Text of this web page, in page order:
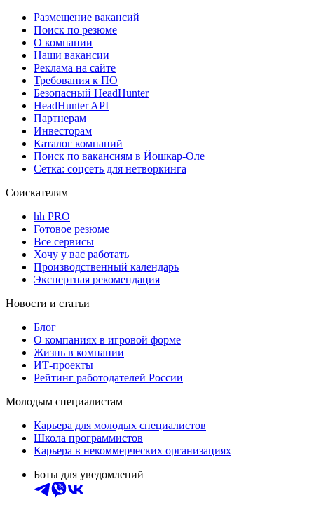
Размещение вакансий
Поиск по резюме
О компании
Наши вакансии
Реклама на сайте
Требования к ПО
Безопасный HeadHunter
HeadHunter API
Партнерам
Инвесторам
Каталог компаний
Поиск по вакансиям в Йошкар-Оле
Сетка: соцсеть для нетворкинга
Соискателям
hh PRO
Готовое резюме
Все сервисы
Хочу у вас работать
Производственный календарь
Экспертная рекомендация
Новости и статьи
Блог
О компаниях в игровой форме
Жизнь в компании
ИТ-проекты
Рейтинг работодателей России
Молодым специалистам
Карьера для молодых специалистов
Школа программистов
Карьера в некоммерческих организациях
Боты для уведомлений